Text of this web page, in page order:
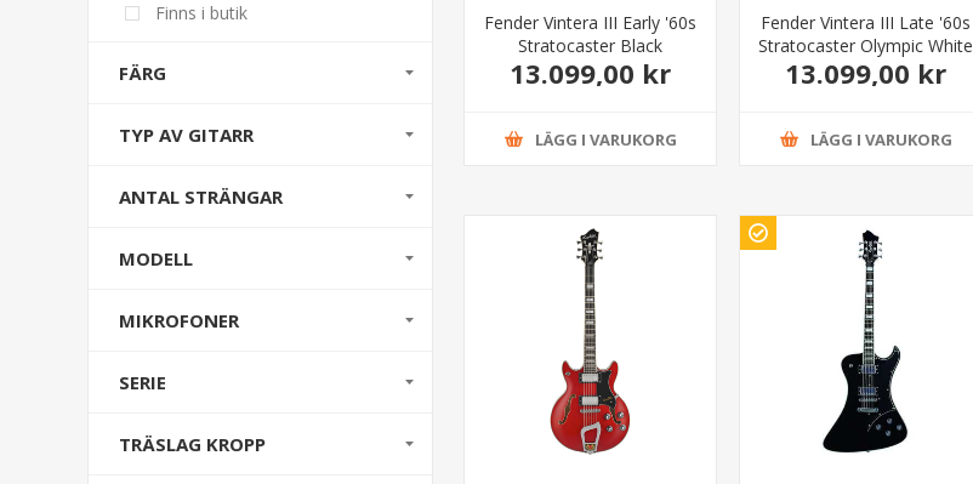
Fender Vintera III Early '60s
Stratocaster Black
13.099,00 kr
LÄGG I VARUKORG
Fender Vintera III Late '60s
Stratocaster Olympic White
13.099,00 kr
LÄGG I VARUKORG
Finns i butik
FÄRG
TYP AV GITARR
ANTAL STRÄNGAR
MODELL
MIKROFONER
SERIE
TRÄSLAG KROPP